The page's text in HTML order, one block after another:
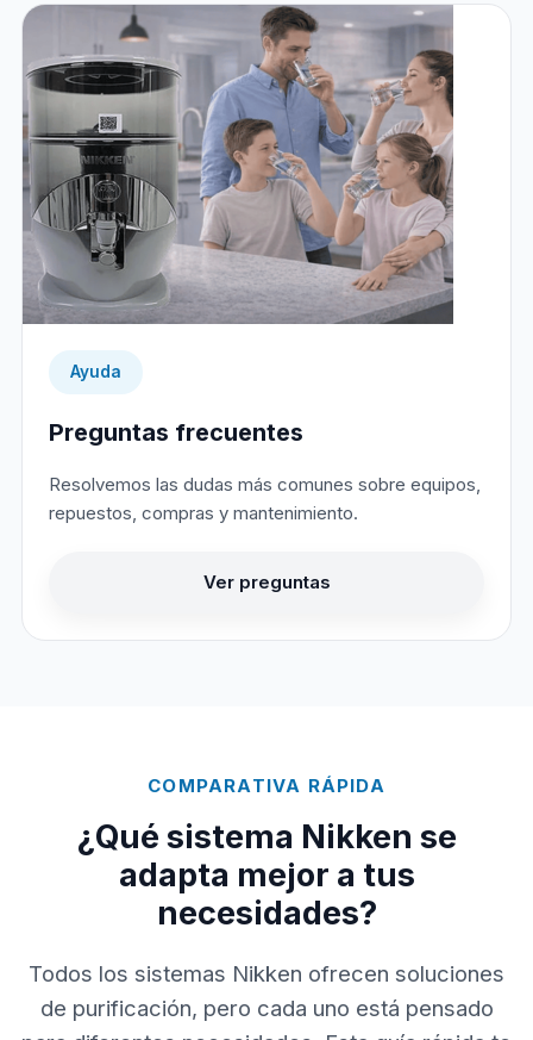
Ayuda
Preguntas frecuentes
Resolvemos las dudas más comunes sobre equipos,
repuestos, compras y mantenimiento.
Ver preguntas
COMPARATIVA RÁPIDA
¿Qué sistema Nikken se
adapta mejor a tus
necesidades?
Todos los sistemas Nikken ofrecen soluciones
de purificación, pero cada uno está pensado